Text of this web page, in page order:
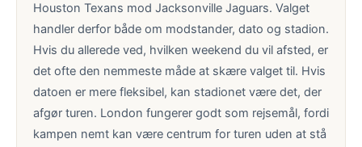
Houston Texans mod Jacksonville Jaguars. Valget
handler derfor både om modstander, dato og stadion.
Hvis du allerede ved, hvilken weekend du vil afsted, er
det ofte den nemmeste måde at skære valget til. Hvis
datoen er mere fleksibel, kan stadionet være det, der
afgør turen. London fungerer godt som rejsemål, fordi
kampen nemt kan være centrum for turen uden at stå